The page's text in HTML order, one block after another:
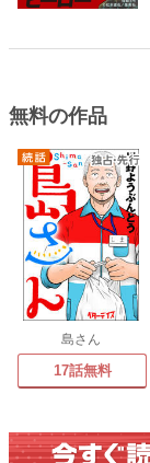
無料の作品
島さん
17話無料